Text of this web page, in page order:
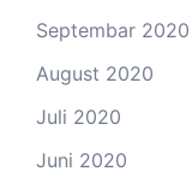
Septembar 2020
August 2020
Juli 2020
Juni 2020